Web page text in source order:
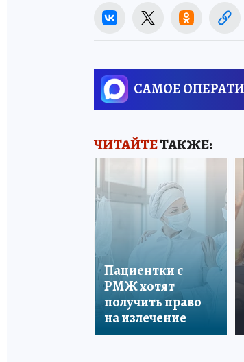
САМОЕ
ЧИТАЙТЕТАКЖЕ:
Пациентки с
РМЖ хотят
получить право
на излечение